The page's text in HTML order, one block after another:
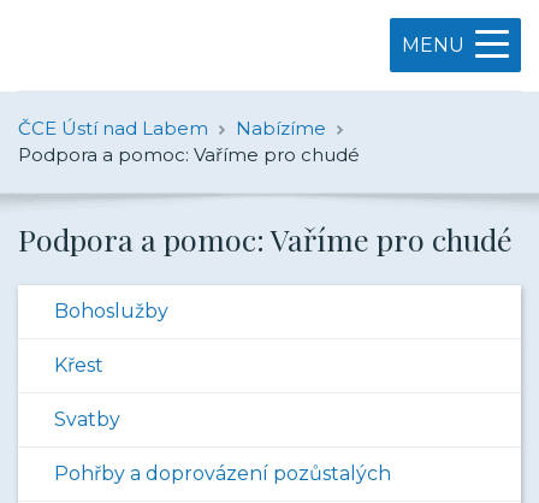
MENU
ČCE Ústí nad Labem
Nabízíme
Podpora a pomoc: Vaříme pro chudé
Podpora a pomoc: Vaříme pro chudé
Bohoslužby
Křest
Svatby
Pohřby a doprovázení pozůstalých